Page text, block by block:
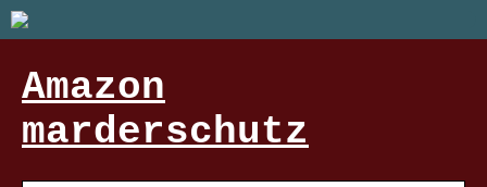
Amazon
marderschutz